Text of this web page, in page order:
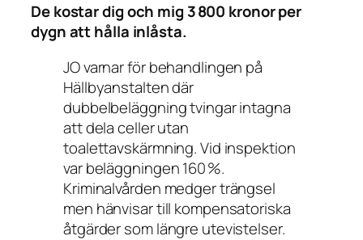
De kostar dig och mig 3 800 kronor per
dygn att hålla inlåsta.
JO varnar för behandlingen på
Hällbyanstalten där
dubbelbeläggning tvingar intagna
att dela celler utan
toalettavskärmning. Vid inspektion
var beläggningen 160 %.
Kriminalvården medger trängsel
men hänvisar till kompensatoriska
åtgärder som längre utevistelser.